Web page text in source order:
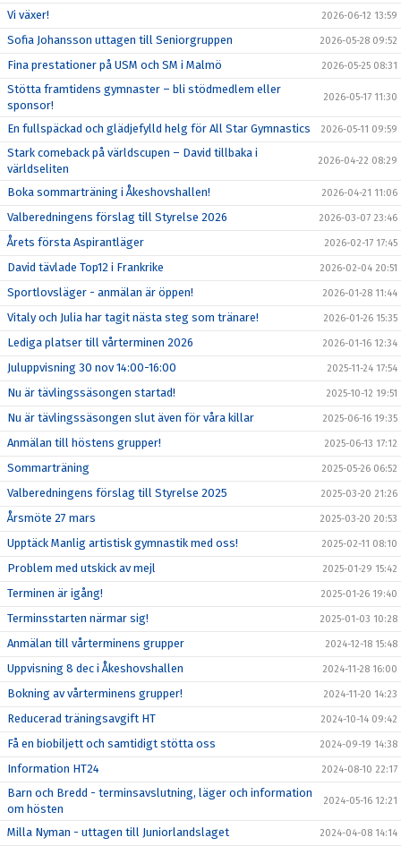
Vi växer! 2026-06-12 13:59
Sofia Johansson uttagen till Seniorgruppen 2026-05-28 09:52
Fina prestationer på USM och SM i Malmö 2026-05-25 08:31
Stötta framtidens gymnaster – bli stödmedlem eller
sponsor!
2026-05-17 11:30
En fullspäckad och glädjefylld helg för All Star Gymnastics 2026-05-11 09:59
Stark comeback på världscupen – David tillbaka i
världseliten
2026-04-22 08:29
Boka sommarträning i Åkeshovshallen! 2026-04-21 11:06
Valberedningens förslag till Styrelse 2026 2026-03-07 23:46
Årets första Aspirantläger 2026-02-17 17:45
David tävlade Top12 i Frankrike 2026-02-04 20:51
Sportlovsläger - anmälan är öppen! 2026-01-28 11:44
Vitaly och Julia har tagit nästa steg som tränare! 2026-01-26 15:35
Lediga platser till vårterminen 2026 2026-01-16 12:34
Juluppvisning 30 nov 14:00-16:00 2025-11-24 17:54
Nu är tävlingssäsongen startad! 2025-10-12 19:51
Nu är tävlingssäsongen slut även för våra killar 2025-06-16 19:35
Anmälan till höstens grupper! 2025-06-13 17:12
Sommarträning 2025-05-26 06:52
Valberedningens förslag till Styrelse 2025 2025-03-20 21:26
Årsmöte 27 mars 2025-03-20 20:53
Upptäck Manlig artistisk gymnastik med oss! 2025-02-11 08:10
Problem med utskick av mejl 2025-01-29 15:42
Terminen är igång! 2025-01-26 19:40
Terminsstarten närmar sig! 2025-01-03 10:28
Anmälan till vårterminens grupper 2024-12-18 15:48
Uppvisning 8 dec i Åkeshovshallen 2024-11-28 16:00
Bokning av vårterminens grupper! 2024-11-20 14:23
Reducerad träningsavgift HT 2024-10-14 09:42
Få en biobiljett och samtidigt stötta oss 2024-09-19 14:38
Information HT24 2024-08-10 22:17
Barn och Bredd - terminsavslutning, läger och information
om hösten
2024-05-16 12:21
Milla Nyman - uttagen till Juniorlandslaget 2024-04-08 14:14